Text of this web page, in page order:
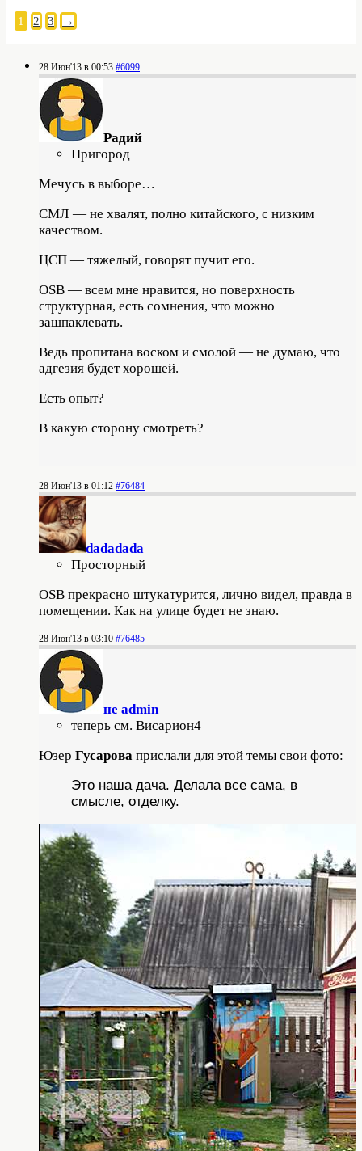
1 2 3 →
28 Июн'13 в 00:53 #6099
Радий
Пригород
Мечусь в выборе…
СМЛ — не хвалят, полно китайского, с низким
качеством.
ЦСП — тяжелый, говорят пучит его.
OSB — всем мне нравится, но поверхность
структурная, есть сомнения, что можно
зашпаклевать.
Ведь пропитана воском и смолой — не думаю, что
адгезия будет хорошей.
Есть опыт?
В какую сторону смотреть?
28 Июн'13 в 01:12 #76484
dadadada
Просторный
OSB прекрасно штукатурится, лично видел, правда в
помещении. Как на улице будет не знаю.
28 Июн'13 в 03:10 #76485
не admin
теперь см. Висариoн4
Юзер Гусарова прислали для этой темы свои фото:
Это наша дача. Делала все сама, в
смысле, отделку.